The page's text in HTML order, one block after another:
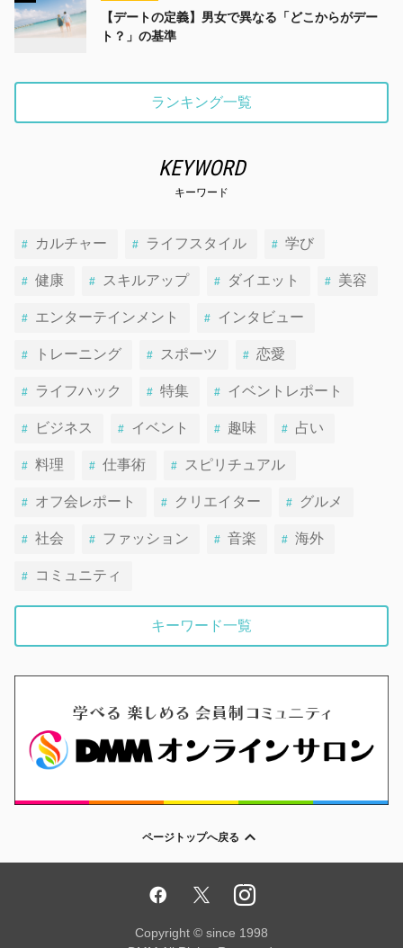
【デートの定義】男女で異なる「どこからがデー
ト？」の基準
ランキング一覧
KEYWORD
キーワード
カルチャー ライフスタイル 学び
健康 スキルアップ ダイエット 美容
エンターテインメント インタビュー
トレーニング スポーツ 恋愛
ライフハック 特集 イベントレポート
ビジネス イベント 趣味 占い
料理 仕事術 スピリチュアル
オフ会レポート クリエイター グルメ
社会 ファッション 音楽 海外
コミュニティ
キーワード一覧
ページトップへ戻る
Copyright © since 1998